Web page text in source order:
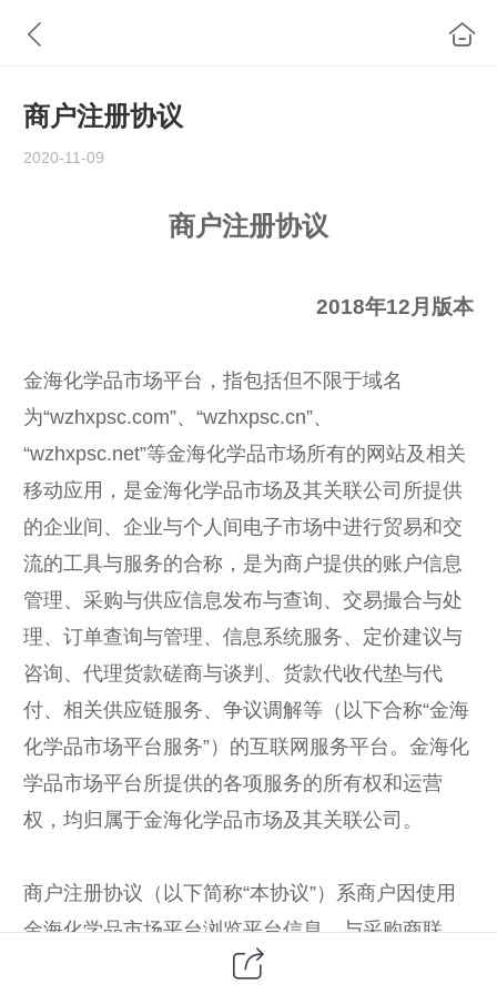
商户注册协议
2020-11-09
商户注册协议
2018年12月版本
金海化学品市场平台，指包括但不限于域名
为“wzhxpsc.com”、“wzhxpsc.cn”、
“wzhxpsc.net”等金海化学品市场所有的网站及相关
移动应用，是金海化学品市场及其关联公司所提供
的企业间、企业与个人间电子市场中进行贸易和交
流的工具与服务的合称，是为商户提供的账户信息
管理、采购与供应信息发布与查询、交易撮合与处
理、订单查询与管理、信息系统服务、定价建议与
咨询、代理货款磋商与谈判、货款代收代垫与代
付、相关供应链服务、争议调解等（以下合称“金海
化学品市场平台服务”）的互联网服务平台。金海化
学品市场平台所提供的各项服务的所有权和运营
权，均归属于金海化学品市场及其关联公司。
商户注册协议（以下简称“本协议”）系商户因使用
金海化学品市场平台浏览平台信息、与采购商联
系，达成交易、增值服务等各项服务而与金海化学